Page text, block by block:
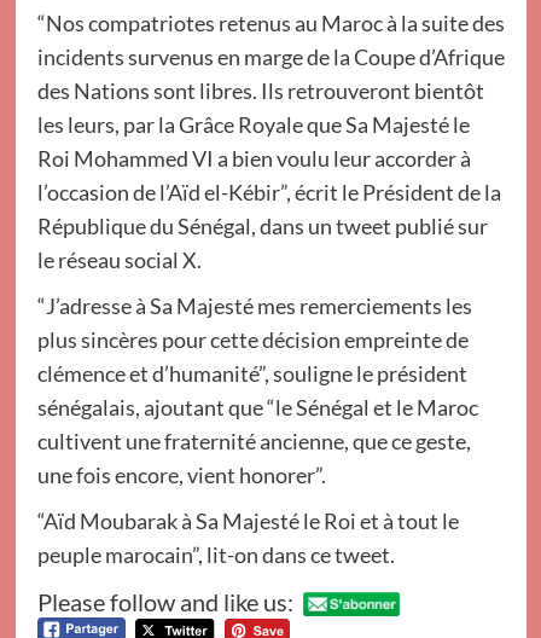
“Nos compatriotes retenus au Maroc à la suite des
incidents survenus en marge de la Coupe d’Afrique
des Nations sont libres. Ils retrouveront bientôt
les leurs, par la Grâce Royale que Sa Majesté le
Roi Mohammed VI a bien voulu leur accorder à
l’occasion de l’Aïd el-Kébir”, écrit le Président de la
République du Sénégal, dans un tweet publié sur
le réseau social X.
“J’adresse à Sa Majesté mes remerciements les
plus sincères pour cette décision empreinte de
clémence et d’humanité”, souligne le président
sénégalais, ajoutant que “le Sénégal et le Maroc
cultivent une fraternité ancienne, que ce geste,
une fois encore, vient honorer”.
“Aïd Moubarak à Sa Majesté le Roi et à tout le
peuple marocain”, lit-on dans ce tweet.
Please follow and like us: